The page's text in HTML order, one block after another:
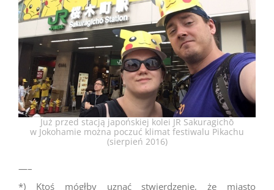
Już przed stacją japońskiej kolei JR Sakuragichō
w Jokohamie można poczuć klimat festiwalu Pikachu
(sierpień 2016)
—–
*) Ktoś mógłby uznać stwierdzenie, że miasto